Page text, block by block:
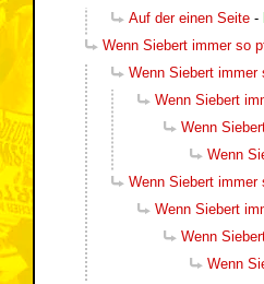
Auf der einen Seite -
Wenn Siebert immer so
Wenn Siebert immer
Wenn Siebert
Wenn
Wenn
Wenn Siebert immer
Wenn Siebert
Wenn
Wenn